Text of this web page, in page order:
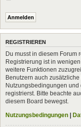
REGISTRIEREN
Du musst in diesem Forum
Registrierung ist in
weitere Funktionen
Benutzern auch
Nutzungsbedingungen
registrierst. Bitte beachte
diesem Board bewegst.
Nutzungsbedingungen |